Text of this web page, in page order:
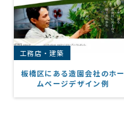
工務店・建築
板橋区にある造園会社のホー
ムページデザイン例